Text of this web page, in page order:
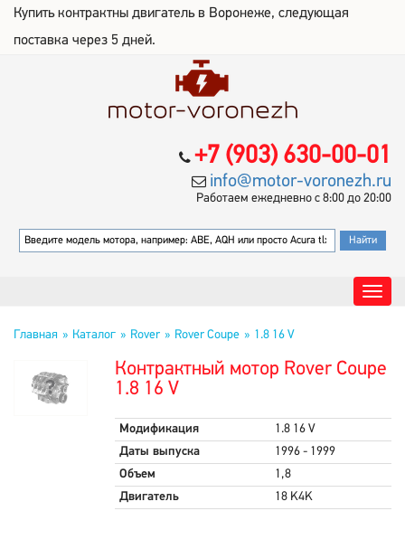
Купить контрактны двигатель в Воронеже, следующая
поставка через 5 дней.
+7 (903) 630-00-01
info@motor-voronezh.ru
Работаем ежедневно с 8:00 до 20:00
Главная Каталог Rover Rover Coupe 1.8 16 V
Контрактный мотор Rover Coupe
1.8 16 V
Модификация
1.8 16 V
Даты выпуска
1996 - 1999
Объем
1,8
Двигатель
18 K4K